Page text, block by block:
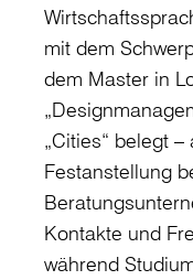
mit dem
dem Master in
„Cities“ belegt
Festanstellung
Kontakte und
während